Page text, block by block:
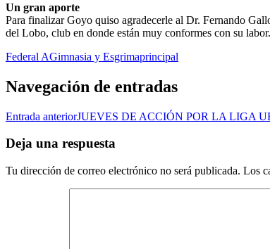
Un gran aporte
Para finalizar Goyo quiso agradecerle al Dr. Fernando
del Lobo, club en donde están muy conformes con su labor.
Federal AGimnasia y Esgrimaprincipal
Navegación de entradas
Entrada anteriorJUEVES DE ACCIÓN POR LA LIGA
Deja una respuesta
Tu dirección de correo electrónico no será publicada. Los